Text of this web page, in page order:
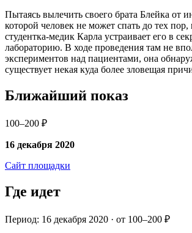
Пытаясь вылечить своего брата Блейка от
которой человек не может спать до тех пор,
студентка-медик Карла устраивает его в
лабораторию. В ходе проведения там не
экспериментов над пациентами, она
существует некая куда более зловещая
Ближайший показ
100–200 ₽
16 декабря 2020
Сайт площадки
Где идет
Период: 16 декабря 2020 · от 100–200 ₽